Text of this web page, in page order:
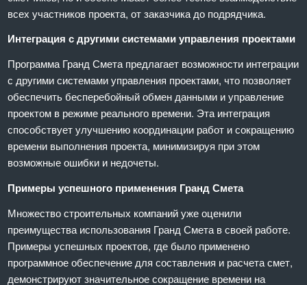
всех участников проекта, от заказчика до подрядчика.
Интеграция с другими системами управления проектами
Программа Гранд Смета предлагает возможности интеграции
с другими системами управления проектами, что позволяет
обеспечить бесперебойный обмен данными и управление
проектом в режиме реального времени. Эта интеграция
способствует улучшению координации работ и сокращению
времени выполнения проекта, минимизируя при этом
возможные ошибки и недочеты.
Примеры успешного применения Гранд Смета
Множество строительных компаний уже оценили
преимущества использования Гранд Смета в своей работе.
Примеры успешных проектов, где было применено
программное обеспечение для составления и расчета смет,
демонстрируют значительное сокращение времени на